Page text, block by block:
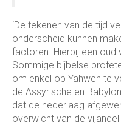
‘De tekenen van de tijd
onderscheid kunnen
factoren. Hierbij een
Sommige bijbelse
om enkel op Yahweh te
de Assyrische en
dat de nederlaag
overwicht van de